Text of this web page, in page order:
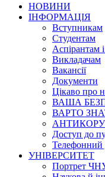
НОВИНИ
ІНФОРМАЦІЯ
Вступникам
Студентам
Аспірантам
Викладачам
Вакансії
Документи
Цікаво про
ВАША
ВАРТО
Доступ до
Телефонний
УНІВЕРСИТЕТ
Портрет